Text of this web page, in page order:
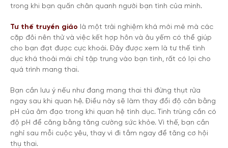
trong khi bạn quấn chân quanh người bạn tình của mình.
Tư thế truyền giáo là một trải nghiệm khá mới mẻ mà các
cặp đôi nên thử và việc kết hợp hôn và âu yếm có thể giúp
cho bạn đạt được cực khoái. Đây được xem là tư thế tình
dục khá thoải mái chỉ tập trung vào bạn tình, rất có lợi cho
quá trình mang thai.
Bạn cần lưu ý nếu như đang mang thai thì đừng thụt rửa
ngay sau khi quan hệ. Điều này sẽ làm thay đổi độ cân bằng
pH của âm đạo trong khi quan hệ tình dục. Tinh trùng cần có
độ pH để căng bằng tăng cường sức khỏe. Vì thế, bạn cần
nghỉ sau mỗi cuộc yêu, thay vì đi tắm ngay để tăng cơ hội
thụ thai.